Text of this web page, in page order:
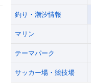
釣り・潮汐情報
マリン
テーマパーク
サッカー場・競技場